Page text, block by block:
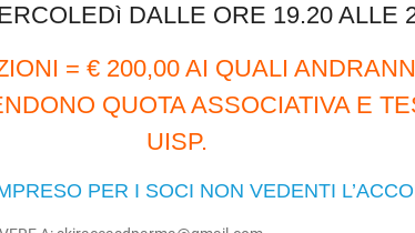
DALLE ORE 19.20 ALLE
= € 200,00 AI QUALI
QUOTA ASSOCIATIVA E
UISP.
PER I SOCI NON VEDENTI